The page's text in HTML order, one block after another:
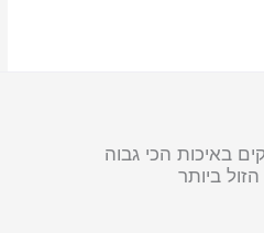
באיכות הכי גבוה
ביותר